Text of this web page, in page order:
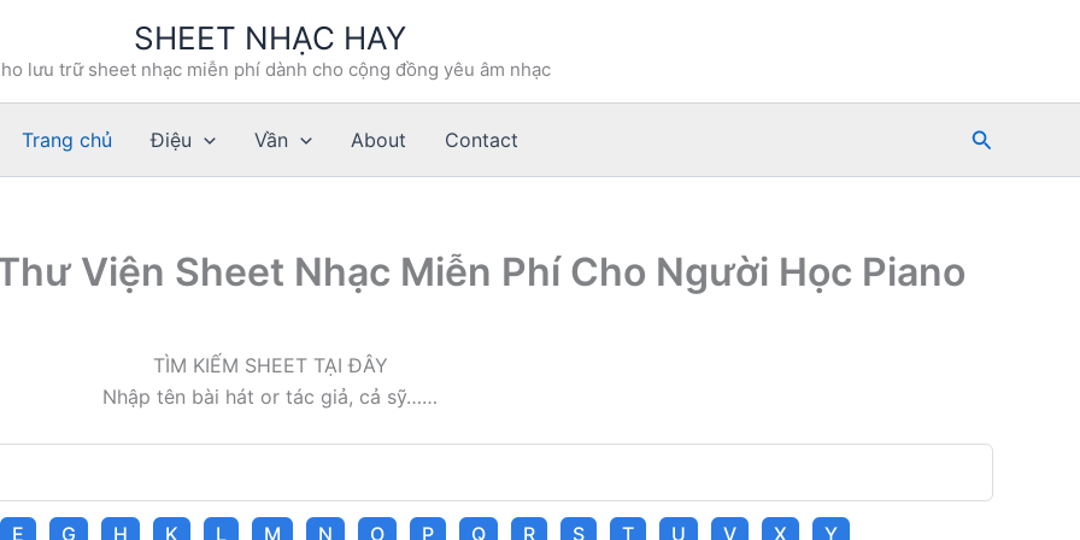
SHEET NHẠC HAY
lưu trữ sheet nhạc miễn phí dành cho cộng đồng yêu âm nhạc
Trang chủ Điệu Vần About Contact
Tìm
Viện Sheet Nhạc Miễn Phí Cho Người Học Piano
TÌM KIẾM SHEET TẠI ĐÂY
Nhập tên bài hát or tác giả, cả sỹ……
E G H K L M N O P Q R S T U V X Y